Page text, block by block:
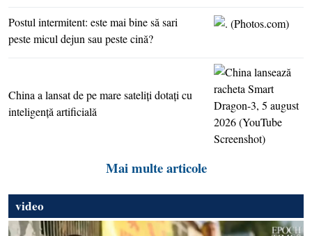
video
Postul intermitent: este mai bine să sari
peste micul dejun sau peste cină?
China a lansat de pe mare sateliţi dotaţi cu
inteligenţă artificială
Mai multe articole